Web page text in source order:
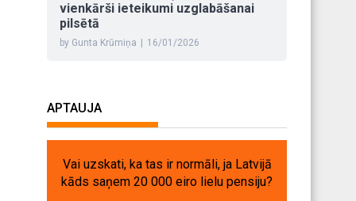
vienkārši ieteikumi uzglabāšanai
pilsētā
by Gunta Krūmiņa 16/01/2026
APTAUJA
Vai uzskati, ka tas ir normāli, ja Latvijā
kāds saņem 20 000 eiro lielu pensiju?